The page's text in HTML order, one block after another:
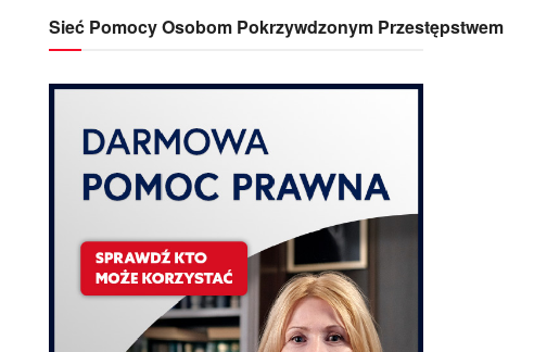
Sieć Pomocy Osobom Pokrzywdzonym Przestępstwem